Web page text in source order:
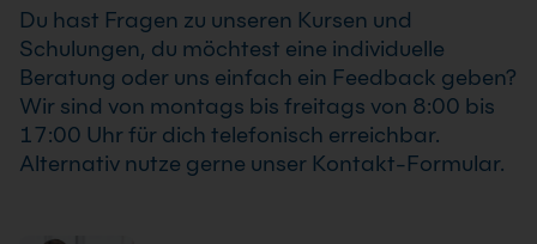
Du hast Fragen zu unseren Kursen und
Schulungen, du möchtest eine individuelle
Beratung oder uns einfach ein Feedback geben?
Wir sind von montags bis freitags von 8:00 bis
17:00 Uhr für dich telefonisch erreichbar.
Alternativ nutze gerne unser Kontakt-Formular.